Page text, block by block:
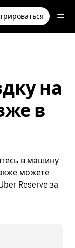
на
в
в машину
можете
Reserve за